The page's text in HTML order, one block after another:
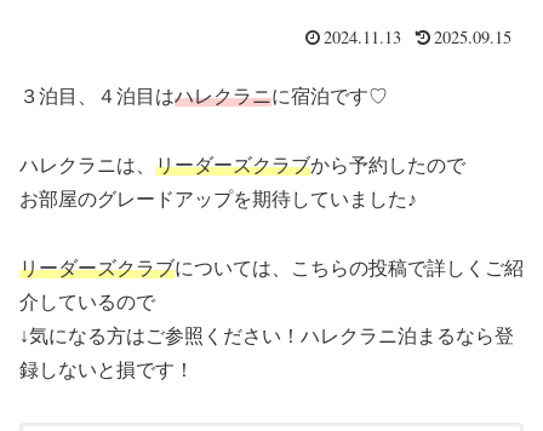
2024.11.13 2025.09.15
３泊目、４泊目はハレクラニに宿泊です♡
ハレクラニは、 リーダーズクラブから予約したので
お部屋のグレードアップを期待していました♪
リーダーズクラブについては、こちらの投稿で詳しくご紹
介しているので
↓気になる方はご参照ください！ハレクラニ泊まるなら登
録しないと損です！